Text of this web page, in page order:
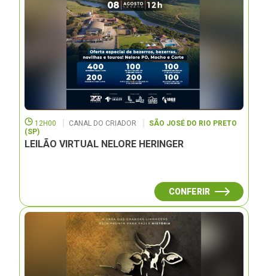
12H00 CANAL DO CRIADOR
SÃO JOSÉ DO RIO PRETO
(SP)
LEILÃO VIRTUAL NELORE HERINGER
CONFERIR